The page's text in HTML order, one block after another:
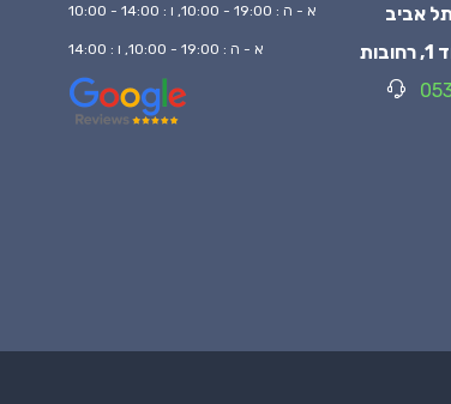
א - ה : 19:00 - 10:00, ו : 14:00 - 10:00
א - ה : 19:00 - 10:00, ו : 14:00